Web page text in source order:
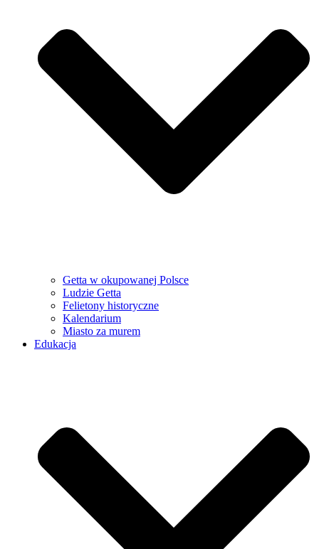
Getta w okupowanej Polsce
Ludzie Getta
Felietony historyczne
Kalendarium
Miasto za murem
Edukacja